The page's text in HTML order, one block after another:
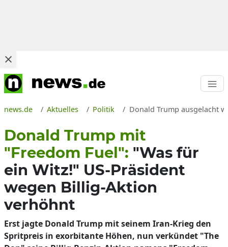
news.de Aktuelles Politik Donald Trump ausgelacht
Donald Trump mit
"Freedom Fuel": "Was für
ein Witz!" US-Präsident
wegen Billig-Aktion
verhöhnt
Erst jagte Donald Trump mit seinem Iran-Krieg den
Spritpreis in exorbitante Höhen, nun verkündet "The